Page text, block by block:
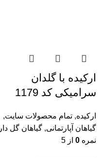
ارکیده با گلدان
سرامیکی کد 1179
ارکیده, تمام محصولات سایت,
گیاهان آپارتمانی, گیاهان گل دار
نمره 0 از 5